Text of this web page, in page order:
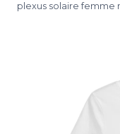
plexus solaire femme